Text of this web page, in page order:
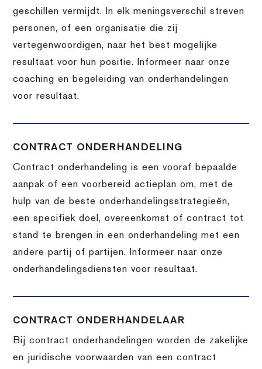
geschillen vermijdt. In elk meningsverschil streven
personen, of een organisatie die zij
vertegenwoordigen, naar het best mogelijke
resultaat voor hun positie. Informeer naar onze
coaching en begeleiding van onderhandelingen
voor resultaat.
CONTRACT ONDERHANDELING
Contract onderhandeling is een vooraf bepaalde
aanpak of een voorbereid actieplan om, met de
hulp van de beste onderhandelingsstrategieën,
een specifiek doel, overeenkomst of contract tot
stand te brengen in een onderhandeling met een
andere partij of partijen. Informeer naar onze
onderhandelingsdiensten voor resultaat.
CONTRACT ONDERHANDELAAR
Bij contract onderhandelingen worden de zakelijke
en juridische voorwaarden van een contract